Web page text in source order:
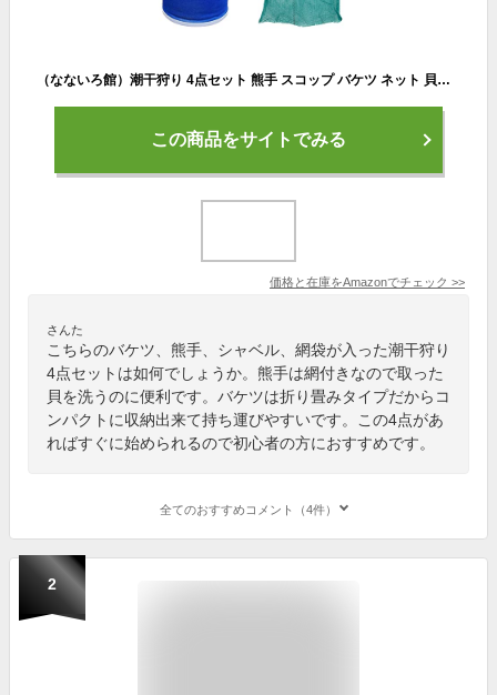
（なないろ館）潮干狩り 4点セット 熊手 スコップ バケツ ネット 貝掘り 貝拾い くまで シャベル アサリ ハマグリ マテガイ レジャー 砂遊び 園芸
この商品をサイトでみる
価格と在庫をAmazonでチェック >>
さんた
こちらのバケツ、熊手、シャベル、網袋が入った潮干狩り
4点セットは如何でしょうか。熊手は網付きなので取った
貝を洗うのに便利です。バケツは折り畳みタイプだからコ
ンパクトに収納出来て持ち運びやすいです。この4点があ
ればすぐに始められるので初心者の方におすすめです。
全てのおすすめコメント（4件）
2